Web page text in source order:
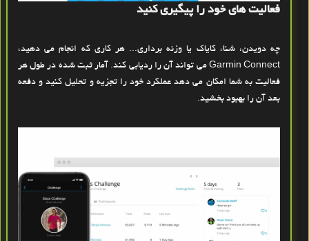
فعالیت های خود را پیگیری کنید
چه دویدن، شنا، کایاک یا وزنه برداری... هر کاری که انجام می دهید،
Garmin Connect می تواند آن را ردیابی کند. آمار ثبت شده
در طول هر
فعالیت به شما امکان می دهد عملکرد خود را تجزیه و تحلیل کنید و دفعه
بعد آن را بهبود بخشید.